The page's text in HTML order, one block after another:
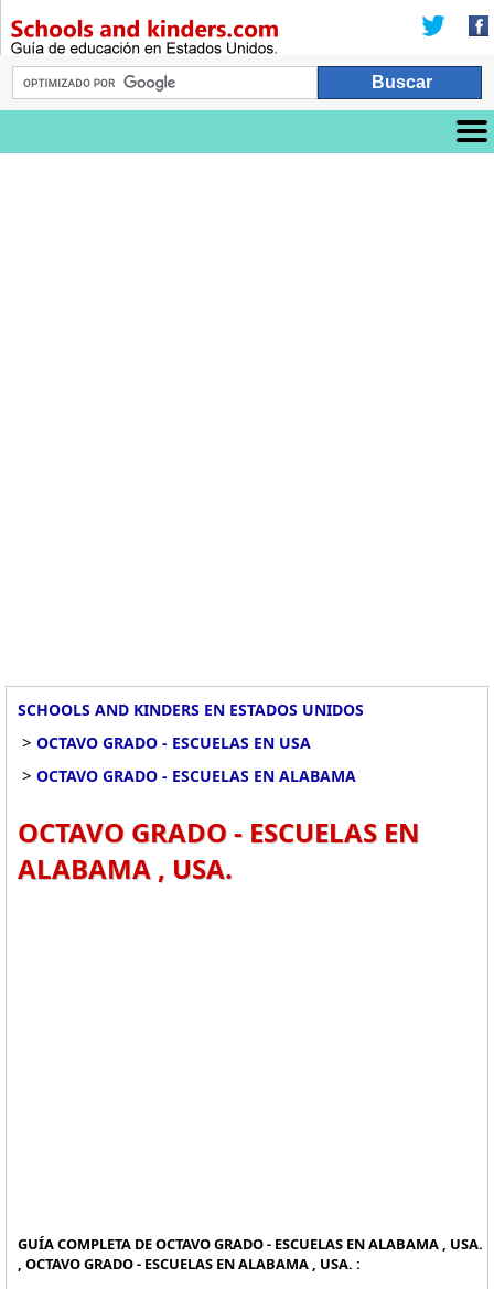
SCHOOLS AND KINDERS EN ESTADOS UNIDOS
> OCTAVO GRADO - ESCUELAS EN USA
> OCTAVO GRADO - ESCUELAS EN ALABAMA
OCTAVO GRADO - ESCUELAS EN
ALABAMA , USA.
GUÍA COMPLETA DE OCTAVO GRADO - ESCUELAS EN ALABAMA , USA.
, OCTAVO GRADO - ESCUELAS EN ALABAMA , USA. :